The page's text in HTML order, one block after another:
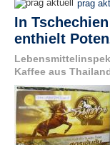
prag
In
enthielt
Kaffee aus